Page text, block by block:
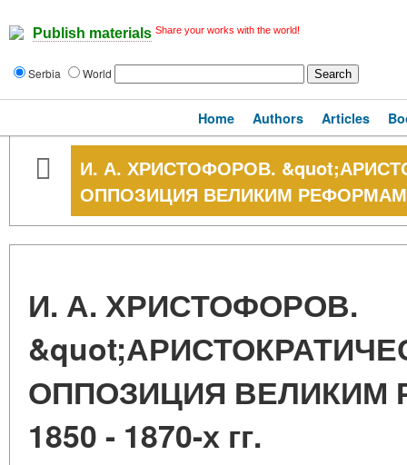
Publish materials Share your works with the world!
Serbia World
Home Authors Articles
И. А. ХРИСТОФОРОВ.
ОППОЗИЦИЯ ВЕЛИКИМ РЕФОРМАМ.
И. А. ХРИСТОФОРОВ.
ОППОЗИЦИЯ ВЕЛИКИМ
1850 - 1870-х гг.